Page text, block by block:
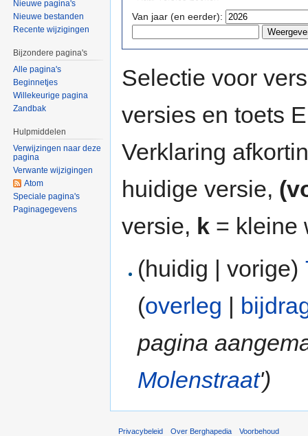
Van jaar (en eerder):
Selectie voor
versies en toets
Verklaring
huidige versie,
versie, k = kleine
(huidig | vorige)
(overleg |
pagina
Molenstraat')
Nieuwe pagina's
Nieuwe bestanden
Recente wijzigingen
Bijzondere pagina's
Alle pagina's
Beginnetjes
Willekeurige pagina
Zandbak
Hulpmiddelen
Verwijzingen naar deze
pagina
Verwante wijzigingen
Atom
Speciale pagina's
Paginagegevens
Privacybeleid Over Berghapedia Voorbehoud